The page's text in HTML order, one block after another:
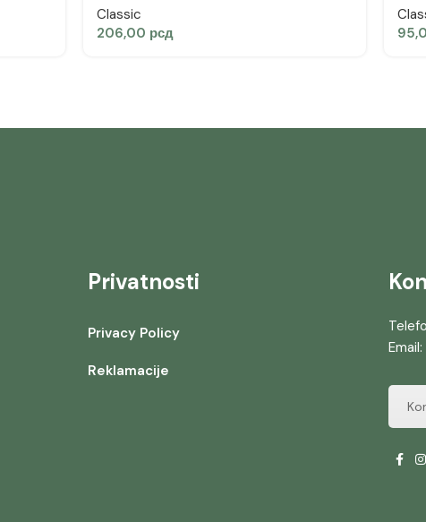
Classic
206,00 рсд
Privatnosti
Privacy Policy
Reklamacije
Email: